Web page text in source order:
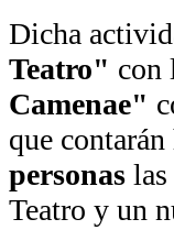
Dicha
Teatro" con
Camenae"
que
personas
Teatro y un